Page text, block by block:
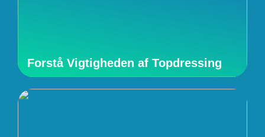
Forstå Vigtigheden af Topdressing